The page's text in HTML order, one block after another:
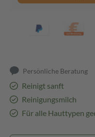
Persönliche Beratung
Reinigt sanft
Reinigungsmilch
Für alle Hauttypen